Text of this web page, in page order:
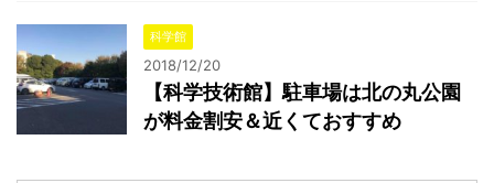
科学館
2018/12/20
【科学技術館】駐車場は北の丸公園
が料金割安＆近くておすすめ